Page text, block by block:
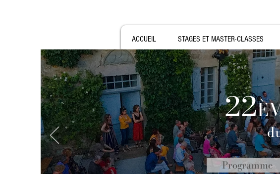
ACCUEIL STAGES ET MASTER-CLASSES
22
Programme